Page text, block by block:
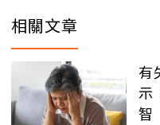
相關文章
有
示
智